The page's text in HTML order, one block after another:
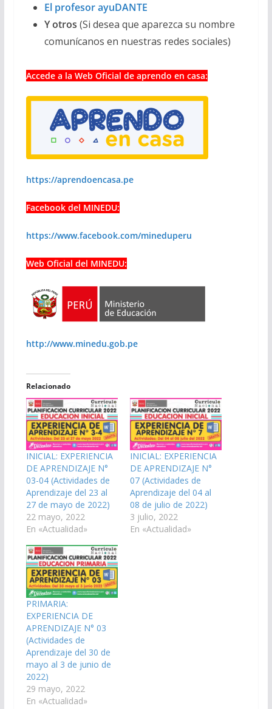
El profesor ayuDANTE
Y otros (Si desea que aparezca su nombre
comunícanos en nuestras redes sociales)
Accede a la Web Oficial de aprendo en casa:
https://aprendoencasa.pe
Facebook del MINEDU:
https://www.facebook.com/mineduperu
Web Oficial del MINEDU:
http://www.minedu.gob.pe
Relacionado
INICIAL: EXPERIENCIA
DE APRENDIZAJE N°
03-04 (Actividades de
Aprendizaje del 23 al
27 de mayo de 2022)
22 mayo, 2022
En «Actualidad»
INICIAL: EXPERIENCIA
DE APRENDIZAJE N°
07 (Actividades de
Aprendizaje del 04 al
08 de julio de 2022)
3 julio, 2022
En «Actualidad»
PRIMARIA:
EXPERIENCIA DE
APRENDIZAJE N° 03
(Actividades de
Aprendizaje del 30 de
mayo al 3 de junio de
2022)
29 mayo, 2022
En «Actualidad»